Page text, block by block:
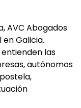
AVC Abogados
Galicia.
las
autónomos